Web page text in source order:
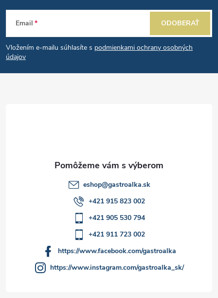
Z
á
p
Email
Vložením e-mailu súhlasíte s podmienkami ochrany osobných
údajov
ODOBERAŤ
eshop@gastroalka.sk
+421 915 823 002
+421 905 530 794
+421 911 723 002
https://www.facebook.com/gastroalka
https://www.instagram.com/gastroalka_sk/